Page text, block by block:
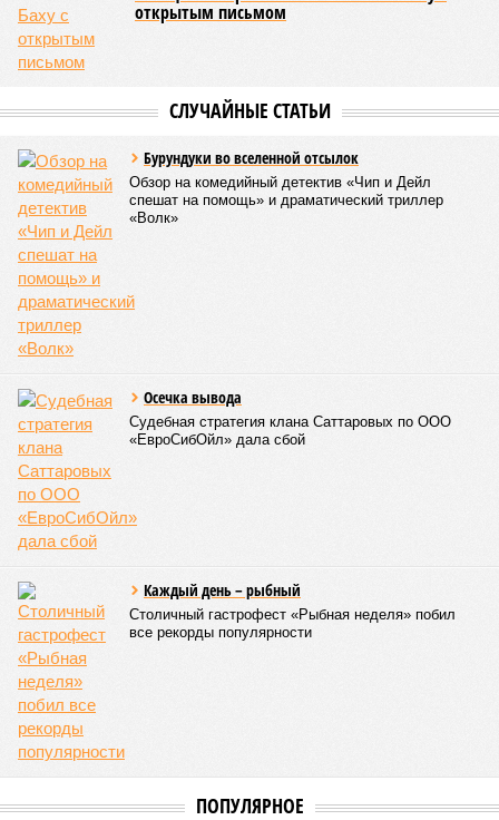
открытым письмом
СЛУЧАЙНЫЕ СТАТЬИ
Бурундуки во вселенной отсылок
Обзор на комедийный детектив «Чип и Дейл
спешат на помощь» и драматический триллер
«Волк»
Осечка вывода
Судебная стратегия клана Саттаровых по ООО
«ЕвроСибОйл» дала сбой
Каждый день – рыбный
Столичный гастрофест «Рыбная неделя» побил
все рекорды популярности
ПОПУЛЯРНОЕ